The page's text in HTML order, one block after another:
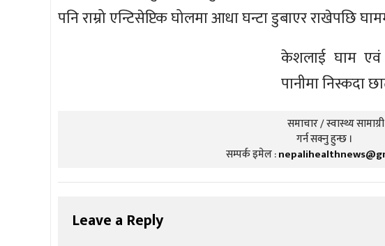
पनि राम्रो एन्टिसेप्टिक घोलमा आधा घन्टा डुबाएर राखेपछि
केशलाई घाम एवं
पानीमा निस्कदा
समाचार / स्वास्थ्य
गर्न सक्नु हुन्छ ।
सम्पर्क इमेल :
Leave a Reply